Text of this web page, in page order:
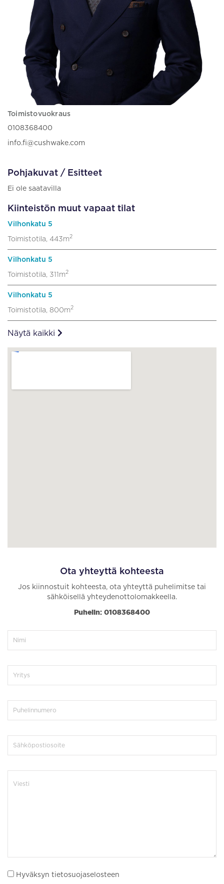
Toimistovuokraus
0108368400
info.fi@cushwake.com
Pohjakuvat / Esitteet
Ei ole saatavilla
Kiinteistön muut vapaat tilat
Vilhonkatu 5
Toimistotila, 443m2
Vilhonkatu 5
Toimistotila, 311m2
Vilhonkatu 5
Toimistotila, 800m2
Näytä kaikki
Ota yhteyttä kohteesta
Jos kiinnostuit kohteesta, ota yhteyttä puhelimitse tai
sähköisellä yhteydenottolomakkeella.
Puhelin: 0108368400
Hyväksyn tietosuojaselosteen